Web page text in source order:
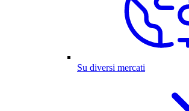
Su diversi mercati